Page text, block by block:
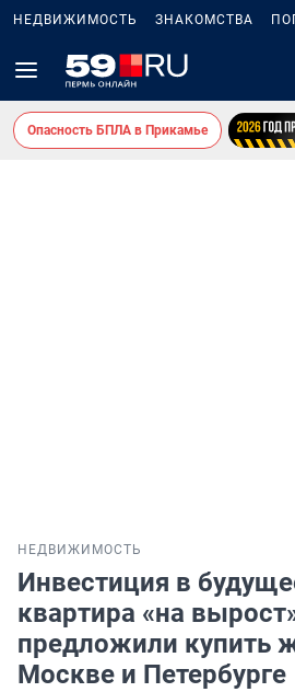
НЕДВИЖИМОСТЬ ЗНАКОМСТВА
Опасность БПЛА в Прикамье
НЕДВИЖИМОСТЬ
Инвестиция в
квартира «на
предложили купить
Москве и Петербурге